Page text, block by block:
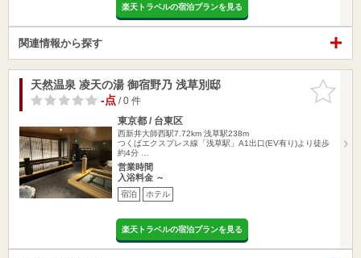
楽天トラベルの宿泊プランを見る
関連情報から探す
お気に入
りに追加
天然温泉 凌天の湯 御宿野乃 浅草別邸
-点/ 0 件
東京都 / 台東区
西新井大師西駅7.72km 浅草駅238m
つくばエクスプレス線「浅草駅」A1出口(EV有り)より徒歩
約4分 …
営業時間
入浴料金 ～
宿泊 ホテル
楽天トラベルの宿泊プランを見る